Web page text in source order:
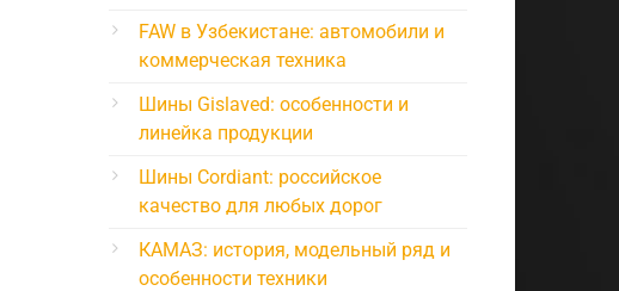
FAW в Узбекистане: автомобили и
коммерческая техника
Шины Gislaved: особенности и
линейка продукции
Шины Cordiant: российское
качество для любых дорог
КАМАЗ: история, модельный ряд и
особенности техники